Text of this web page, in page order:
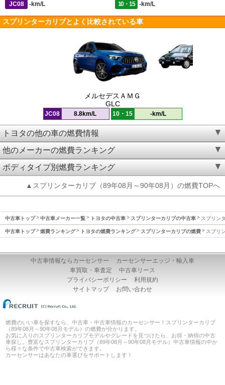
JC08
-km/L 10・15 -km/L
スプリンターカリブとよく比較されている車
メルセデスＡＭＧ
GLC
JC08 8.8km/L 10・15 -km/L
トヨタの他の車の燃費情報
他のメーカーの燃費ランキング
ボディタイプ別燃費ランキング
▲スプリンターカリブ（89年08月～90年08月）の燃費TOPへ
中古車トップ 中古車メーカー一覧 トヨタの中古車 スプリンターカリブの中古車 スプリン
中古車トップ 燃費ランキング トヨタの燃費ランキング スプリンターカリブの燃費 スプリ
中古車情報ならカーセンサー
カーセンサーエッジ・輸入車
車買取・車査定
中古車リース
プライバシーポリシー
利用規約
サイトマップ
お問い合わせ
燃費のいい車を探すなら、中古車・中古車情報のカーセンサー！スプリンターカリブ
（89年08月～90年08月モデル）の燃費が分かります。
お気に入りのスプリンターカリブモデルやグレードを見つけたら、お得・納得の中古
車探し。豊富なスプリンターカリブ（89年08月～90年08月モデル）中古車情報の中か
ら様々な条件で中古車検索ができます。
カーセンサーはあなたの車選びをサポートします！